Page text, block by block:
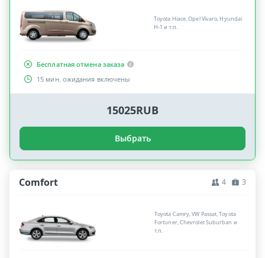
Toyota Hiace, Opel Vivaro, Hyundai
H-1 и т.п.
Бесплатная отмена заказа
15 мин. ожидания включены
15025RUB
Выбрать
Comfort 4 3
Toyota Camry, VW Passat, Toyota
Fortuner, Chevrolet Suburban и
т.п.